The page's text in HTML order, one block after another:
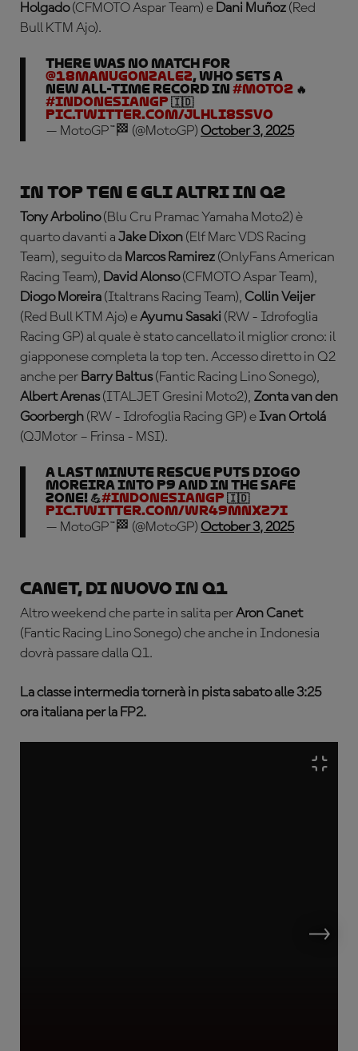
Holgado(CFMOTO Aspar Team) e Dani Muñoz (Red
Bull KTM Ajo).
There was no match for
@18ManuGonzalez, who sets a
new all-time record in #Moto2 🔥
#IndonesianGP 🇮🇩
pic.twitter.com/JlhLI8ssVO
— MotoGP™🏁 (@MotoGP) October 3, 2025
In top ten e gli altri in Q2
Tony Arbolino(Blu Cru Pramac Yamaha Moto2) è
quarto davanti a Jake Dixon (Elf Marc VDS Racing
Team), seguito da Marcos Ramirez (OnlyFans American
Racing Team), David Alonso(CFMOTO Aspar Team),
Diogo Moreira (Italtrans Racing Team), Collin Veijer
(Red Bull KTM Ajo) eAyumu Sasaki (RW - Idrofoglia
Racing GP) al quale è stato cancellato il miglior crono: il
giapponese completa la top ten. Accesso diretto in Q2
anche per Barry Baltus(Fantic Racing Lino Sonego),
Albert Arenas(ITALJET Gresini Moto2), Zonta van den
Goorbergh (RW - Idrofoglia Racing GP) eIvan Ortolá
(QJMotor – Frinsa - MSI).
A last minute rescue puts Diogo
Moreira into P9 and in the safe
zone! 💪#IndonesianGP 🇮🇩
pic.twitter.com/wr49MNXz7I
— MotoGP™🏁 (@MotoGP) October 3, 2025
Canet, di nuovo in Q1
Altro weekend che parte in salita perAron Canet
(Fantic Racing Lino Sonego) che anche in Indonesia
dovrà passare dalla Q1.
La classe intermedia tornerà in pista sabato alle 3:25
ora italiana per la FP2.